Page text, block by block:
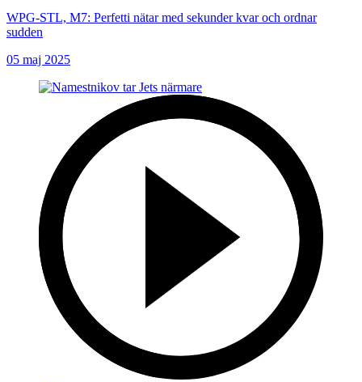
WPG-STL, M7: Perfetti nätar med sekunder kvar och ordnar
sudden
05 maj 2025